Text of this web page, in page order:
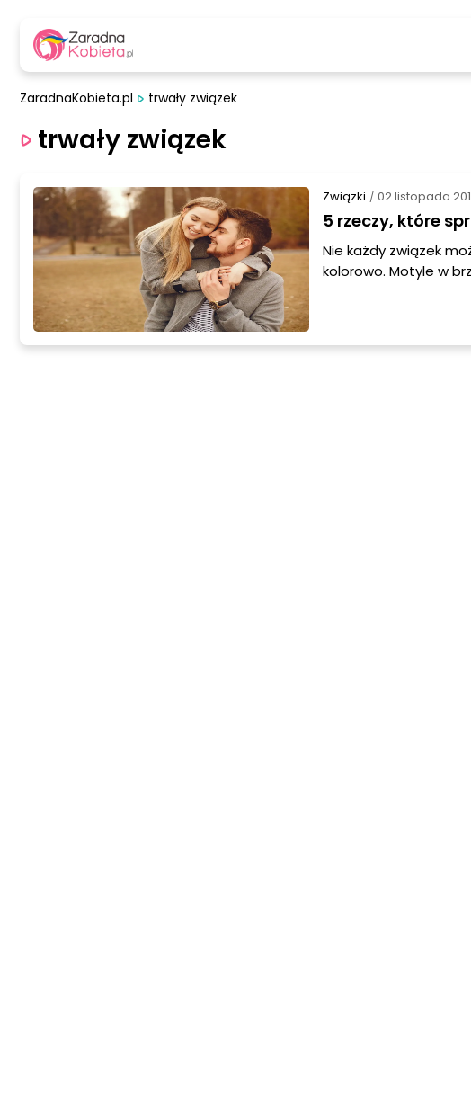
ZaradnaKobieta.pl trwały związek
trwały związek
Związki / 02 listopada
5 rzeczy, które
Nie każdy związek
kolorowo. Motyle w
nie dałoby się